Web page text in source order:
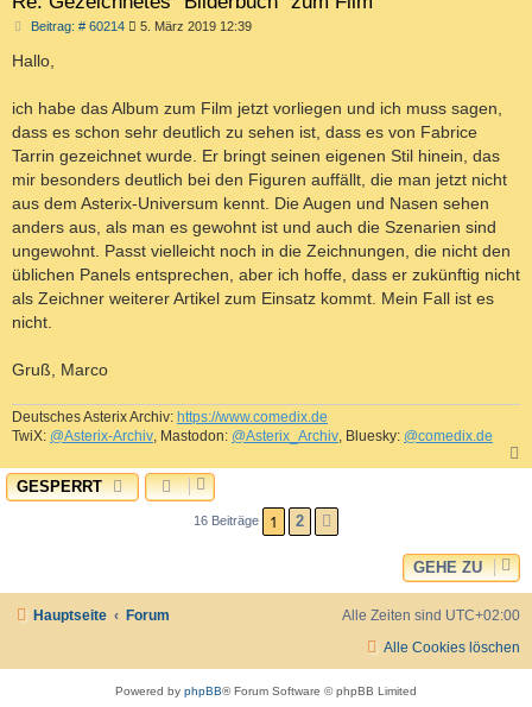
Beitrag: # 60214B
a
g
5. März 2019 12:39
Hallo,
ich habe das Album zum Film jetzt vorliegen und ich muss sagen,
dass es schon sehr deutlich zu sehen ist, dass es von Fabrice
Tarrin gezeichnet wurde. Er bringt seinen eigenen Stil hinein, das
mir besonders deutlich bei den Figuren auffällt, die man jetzt nicht
aus dem Asterix-Universum kennt. Die Augen und Nasen sehen
anders aus, als man es gewohnt ist und auch die Szenarien sind
ungewohnt. Passt vielleicht noch in die Zeichnungen, die nicht den
üblichen Panels entsprechen, aber ich hoffe, dass er zukünftig nicht
als Zeichner weiterer Artikel zum Einsatz kommt. Mein Fall ist es
nicht.
Gruß, Marco
Deutsches Asterix Archiv: https://www.comedix.de
TwiX: @Asterix-Archiv, Mastodon: @Asterix_Archiv, Bluesky: @comedix.de
a
GESPERRT
16 Beiträge 1 2
GEHE ZU
Hauptseite Forum Alle Zeiten sind UTC+02:00
Alle Cookies löschen
Powered by phpBB® Forum Software © phpBB Limited